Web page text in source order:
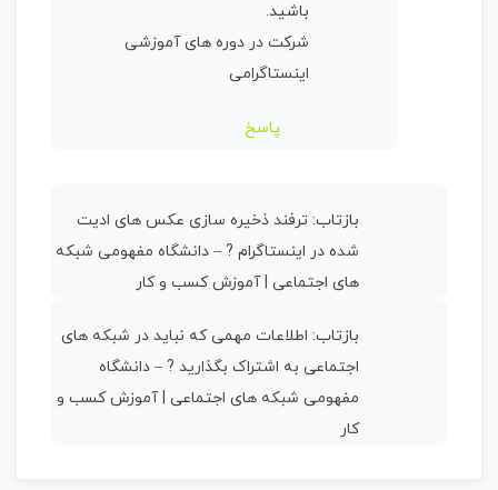
باشید.
شرکت در دوره های آموزشی
اینستاگرامی
پاسخ
بازتاب: ترفند ذخیره سازی عکس های ادیت
شده در اینستاگرام ? – دانشگاه مفهومی شبکه
های اجتماعی | آموزش کسب و کار
بازتاب: اطلاعات مهمی که نباید در شبکه های
اجتماعی به اشتراک بگذارید ? – دانشگاه
مفهومی شبکه های اجتماعی | آموزش کسب و
کار